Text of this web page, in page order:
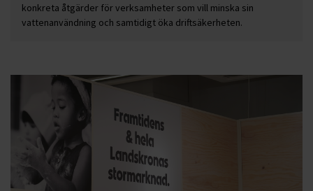
konkreta åtgärder för verksamheter som vill minska sin
vattenanvändning och samtidigt öka driftsäkerheten.